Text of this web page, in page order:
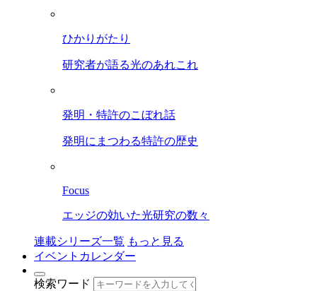
ひかりがたり
研究者が語る光のあれこれ
発明・特許のこぼれ話
発明にまつわる特許の歴史
Focus
エッジの効いた光研究の数々
連載シリーズ一覧 もっと見る
イベントカレンダー
検索ワード